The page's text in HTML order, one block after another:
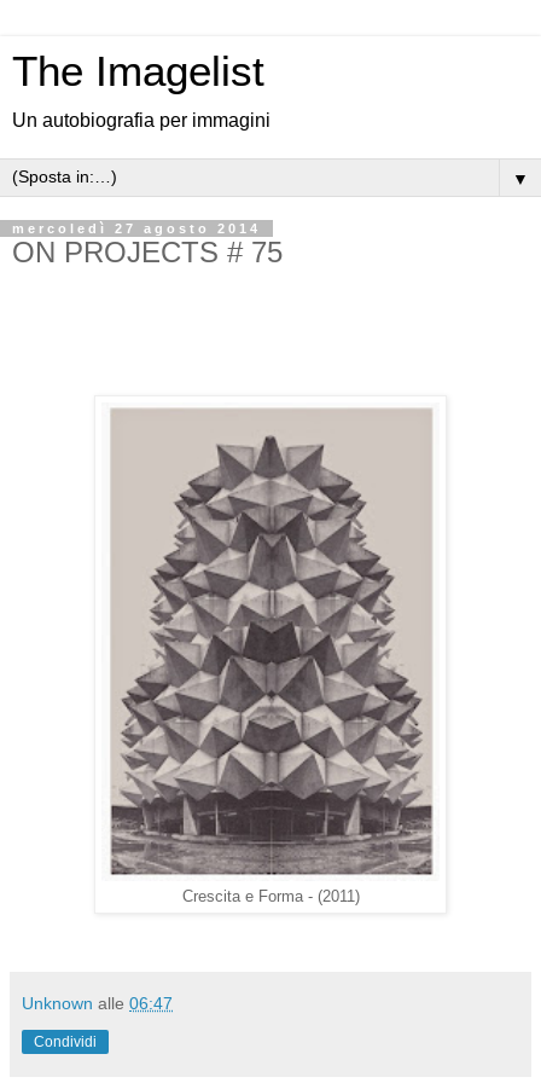
The Imagelist
Un autobiografia per immagini
▼
mercoledì 27 agosto 2014
ON PROJECTS # 75
Crescita e Forma - (2011)
Unknown alle 06:47
Condividi